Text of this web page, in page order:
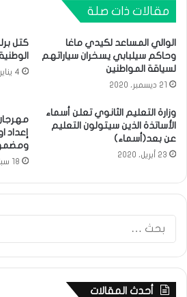
مقالات ذات صلة
الوالي المساعد لكيدي ماغا
وحاكم سيلبابي يسخران سياراتهم
لسياقة المواطنين
21 ديسمبر، 2020
كتل
4 يناير، 2022
وزارة التعليم الثانوي تعلن أسماء
الأساتذة الذين سيتولون التعليم
عن بعد(أسماء)
23 أبريل، 2020
إعداد
18 سبتمبر، 2017
أحدث المقالات